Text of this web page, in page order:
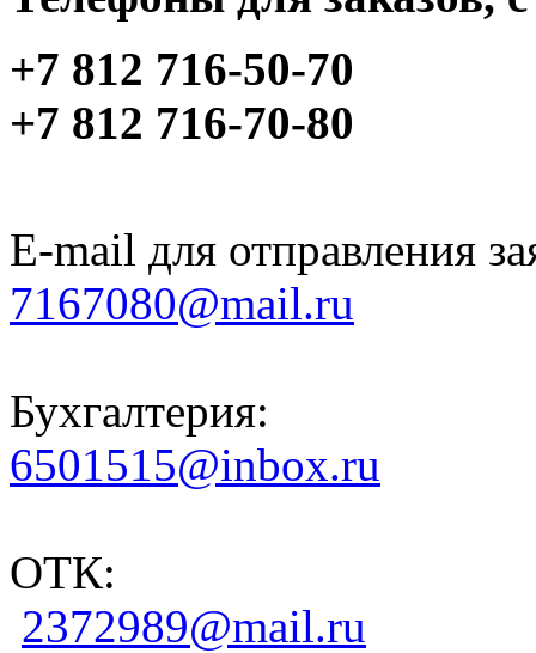
+7 812 716-50-70
+7 812 716-70-80
E-mail для отправления
7167080@mail.ru
Бухгалтерия:
6501515@inbox.ru
ОТК:
2372989@mail.ru